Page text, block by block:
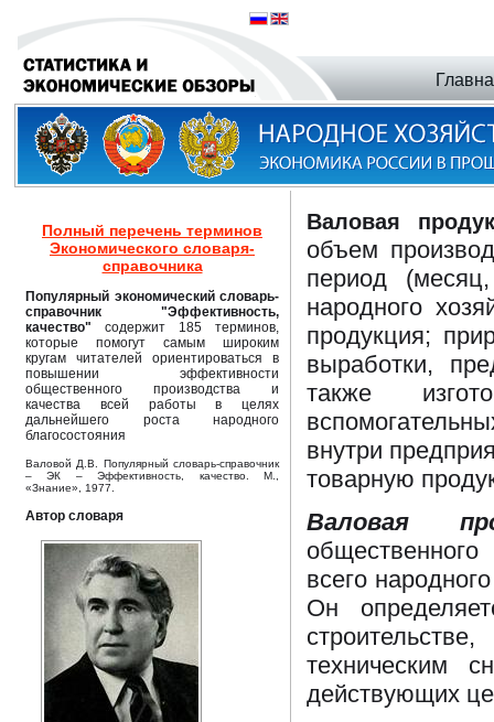
Полный перечень терминов
Экономического словаря-
справочника
Популярный экономический словарь-
справочник "Эффективность,
качество" содержит 185 терминов,
которые помогут самым широким
кругам читателей ориентироваться в
повышении эффективности
общественного производства и
качества всей работы в целях
дальнейшего роста народного
благосостояния
Валовой Д.В. Популярный словарь-справочник
– ЭК – Эффективность, качество. М.,
«Знание», 1977.
Автор словаря
Валовая
объем
период
народного
продукция;
выработки,
также
внутри
товарную
Валовая
всего
Он
техническим
действующих